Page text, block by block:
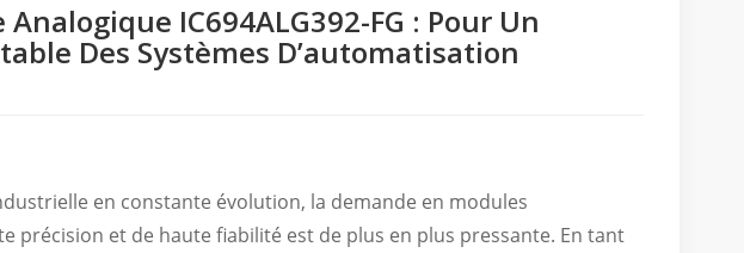
IC694ALG392-FG : Pour Un
Des Systèmes D’automatisation
en constante évolution, la demande en modules
précision et de haute fiabilité est de plus en plus pressante. En tant